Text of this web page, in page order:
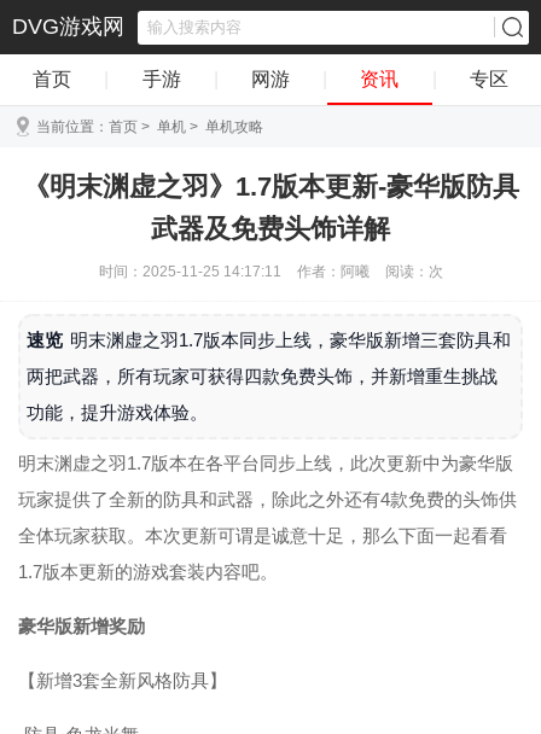
DVG游戏网
首页 手游 网游 资讯 专区
当前位置： 首页 > 单机 > 单机攻略
《明末渊虚之羽》1.7版本更新-豪华版防具
武器及免费头饰详解
时间：2025-11-25 14:17:11 作者：阿曦 阅读： 次
速览 明末渊虚之羽1.7版本同步上线，豪华版新增三套防具和
两把武器，所有玩家可获得四款免费头饰，并新增重生挑战
功能，提升游戏体验。
明末渊虚之羽1.7版本在各平台同步上线，此次更新中为豪华版
玩家提供了全新的防具和武器，除此之外还有4款免费的头饰供
全体玩家获取。本次更新可谓是诚意十足，那么下面一起看看
1.7版本更新的游戏套装内容吧。
豪华版新增奖励
【新增3套全新风格防具】